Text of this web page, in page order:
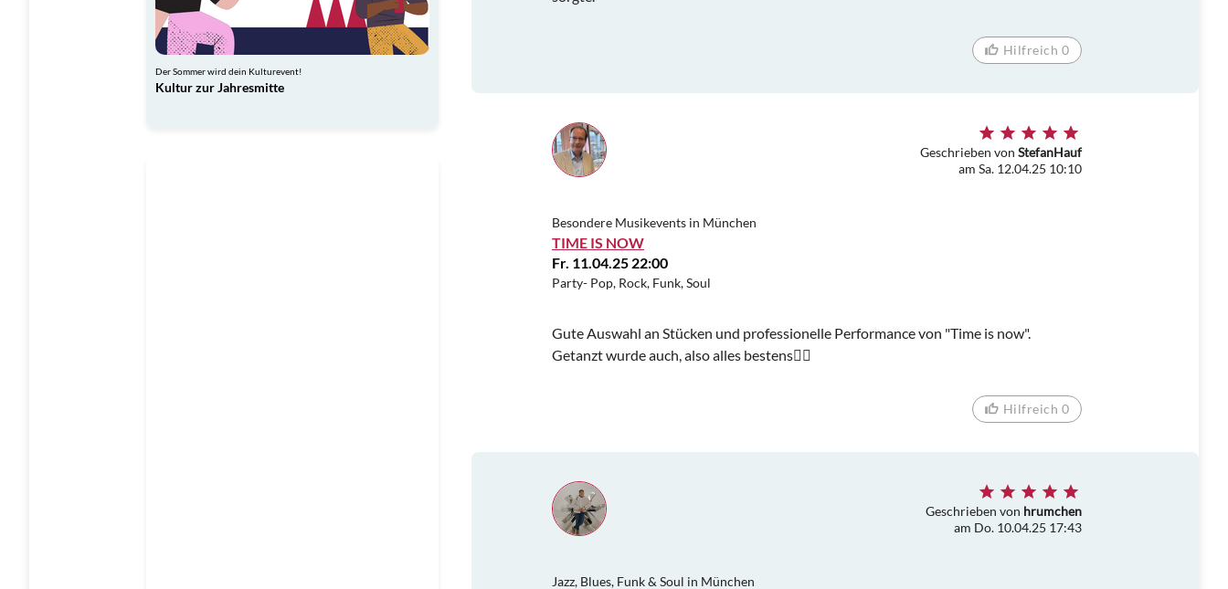
Der Sommer wird dein Kulturevent!
Kultur zur Jahresmitte
Hilfreich 0
Geschrieben von StefanHauf
am Sa. 12.04.25 10:10
Besondere Musikevents in München
TIME IS NOW
Fr. 11.04.25 22:00
Party- Pop, Rock, Funk, Soul
Gute Auswahl an Stücken und professionelle Performance von "Time is now".
Getanzt wurde auch, also alles bestens👍🏼
Hilfreich 0
Geschrieben von hrumchen
am Do. 10.04.25 17:43
Jazz, Blues, Funk & Soul in München